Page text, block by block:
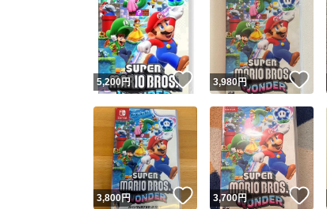
5,200円 いいね！
3,980円
3,800円 いいね！
3,700円 い